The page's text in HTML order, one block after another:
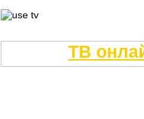
ТВ